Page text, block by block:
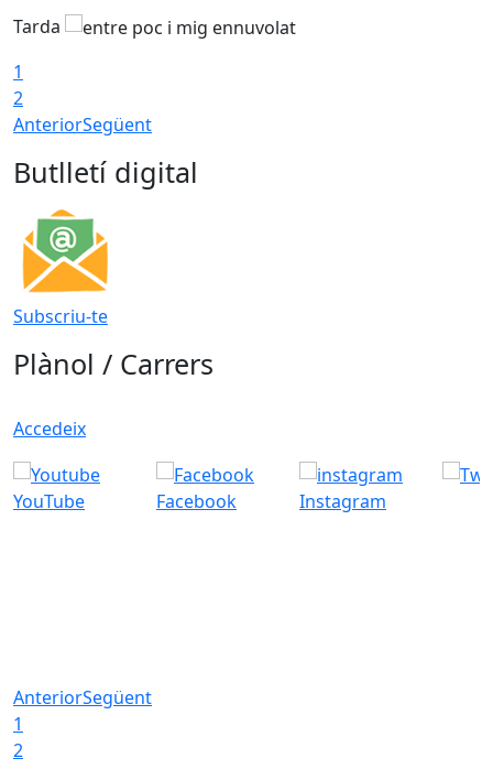
Tarda
1
2
AnteriorSegüent
Butlletí digital
Subscriu-te
Plànol / Carrers
Accedeix
YouTube Facebook Instagram
AnteriorSegüent
1
2